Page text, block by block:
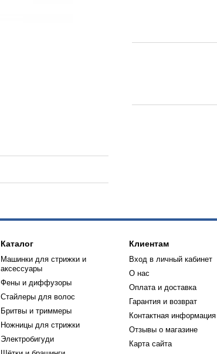
Каталог
Машинки для стрижки и
аксессуары
Фены и диффузоры
Стайлеры для волос
Бритвы и триммеры
Ножницы для стрижки
Электробигуди
Клиентам
Вход в личный кабинет
О нас
Оплата и доставка
Гарантия и возврат
Контактная информация
Отзывы о магазине
Карта сайта